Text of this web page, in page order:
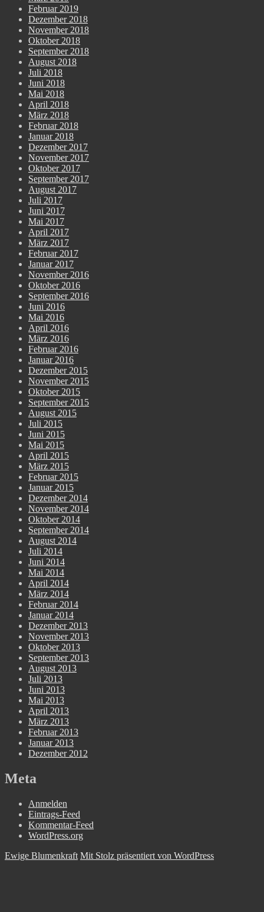
Februar 2019
Dezember 2018
November 2018
Oktober 2018
September 2018
August 2018
Juli 2018
Juni 2018
Mai 2018
April 2018
März 2018
Februar 2018
Januar 2018
Dezember 2017
November 2017
Oktober 2017
September 2017
August 2017
Juli 2017
Juni 2017
Mai 2017
April 2017
März 2017
Februar 2017
Januar 2017
November 2016
Oktober 2016
September 2016
Juni 2016
Mai 2016
April 2016
März 2016
Februar 2016
Januar 2016
Dezember 2015
November 2015
Oktober 2015
September 2015
August 2015
Juli 2015
Juni 2015
Mai 2015
April 2015
März 2015
Februar 2015
Januar 2015
Dezember 2014
November 2014
Oktober 2014
September 2014
August 2014
Juli 2014
Juni 2014
Mai 2014
April 2014
März 2014
Februar 2014
Januar 2014
Dezember 2013
November 2013
Oktober 2013
September 2013
August 2013
Juli 2013
Juni 2013
Mai 2013
April 2013
März 2013
Februar 2013
Januar 2013
Dezember 2012
Meta
Anmelden
Eintrags-Feed
Kommentar-Feed
WordPress.org
Ewige Blumenkraft Mit Stolz präsentiert von WordPress